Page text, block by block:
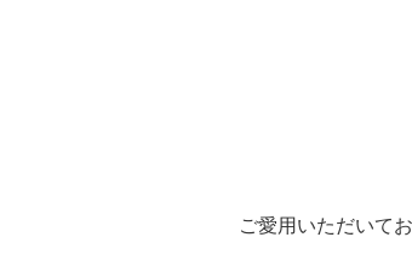
ご愛用いただいて